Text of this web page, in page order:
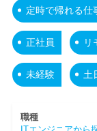
定時で帰れる仕
正社員 リ
未経験 土
職種
ITエンジニアから